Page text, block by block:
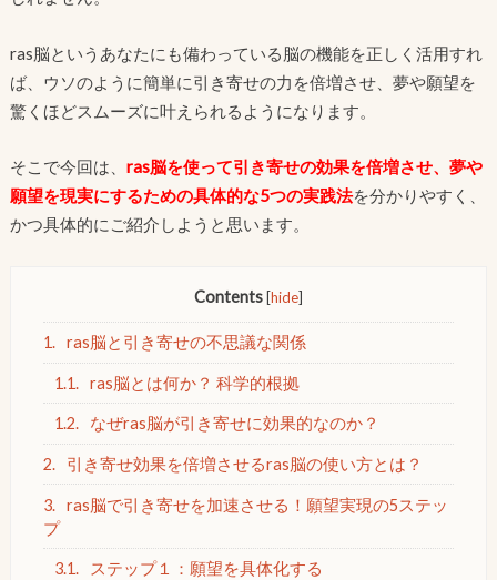
ras脳というあなたにも備わっている脳の機能を正しく活用すれ
ば、ウソのように簡単に引き寄せの力を倍増させ、夢や願望を
驚くほどスムーズに叶えられるようになります。
そこで今回は、 ras脳を使って引き寄せの効果を倍増させ、夢や
願望を現実にするための具体的な5つの実践法を分かりやすく、
かつ具体的にご紹介しようと思います。
Contents [hide]
1. ras脳と引き寄せの不思議な関係
1.1. ras脳とは何か？ 科学的根拠
1.2. なぜras脳が引き寄せに効果的なのか？
2. 引き寄せ効果を倍増させるras脳の使い方とは？
3. ras脳で引き寄せを加速させる！願望実現の5ステッ
プ
3.1. ステップ１：願望を具体化する